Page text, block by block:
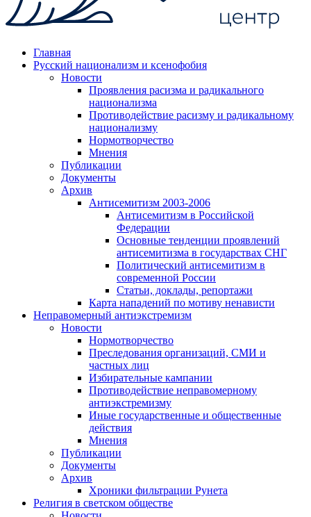
Главная
Русский национализм и ксенофобия
Новости
Проявления расизма и радикального
национализма
Противодействие расизму и радикальному
национализму
Нормотворчество
Мнения
Публикации
Документы
Архив
Антисемитизм 2003-2006
Антисемитизм в Российской
Федерации
Основные тенденции проявлений
антисемитизма в государствах СНГ
Политический антисемитизм в
современной России
Статьи, доклады, репортажи
Карта нападений по мотиву ненависти
Неправомерный антиэкстремизм
Новости
Нормотворчество
Преследования организаций, СМИ и
частных лиц
Избирательные кампании
Противодействие неправомерному
антиэкстремизму
Иные государственные и общественные
действия
Мнения
Публикации
Документы
Архив
Хроники фильтрации Рунета
Религия в светском обществе